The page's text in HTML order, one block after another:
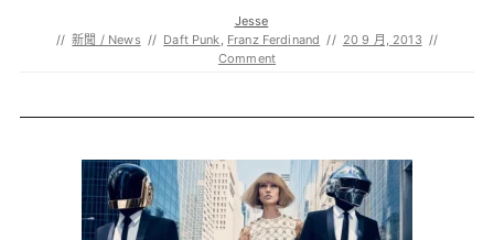
Jesse
// 新聞 / News // Daft Punk, Franz Ferdinand // 20 9 月, 2013 //
Comment